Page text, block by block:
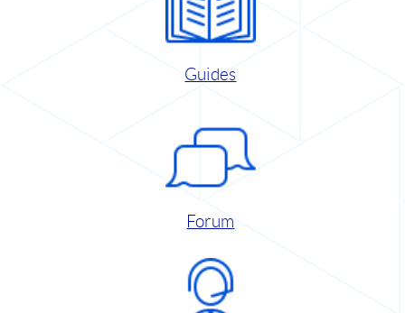
Guides
Forum